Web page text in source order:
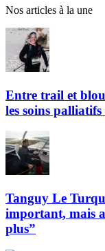
Nos articles à la une
Entre trail et
les soins
Tanguy Le
important, mais
plus”